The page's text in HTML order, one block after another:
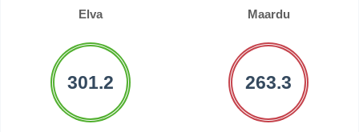
Elva Maardu
301.2 263.3